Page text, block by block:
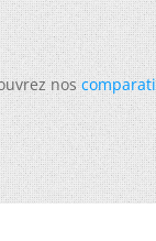
nos